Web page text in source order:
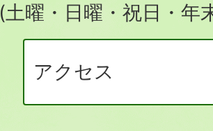
(土曜・日曜・祝日・年
アクセス